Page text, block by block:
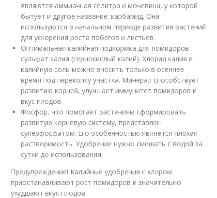
являются аммиачная селитра и мочевина, у которой
бытует и другое название: карбамид. Они
используются в начальном периоде развития растений
для ускорения роста побегов и листьев.
Оптимальная калийная подкормка для помидоров –
сульфат калия (сернокислый калий). Хлорид калия и
калийную соль можно вносить только в осеннее
время под перекопку участка. Минерал способствует
развитию корней, улучшает иммунитет помидоров и
вкус плодов.
Фосфор, что помогает растениям сформировать
развитую корневую систему, представлен
суперфосфатом. Его особенностью является плохая
растворимость. Удобрение нужно смешать с водой за
сутки до использования.
Предупреждение! Калийные удобрения с хлором
приостанавливают рост помидоров и значительно
ухудшают вкус плодов.